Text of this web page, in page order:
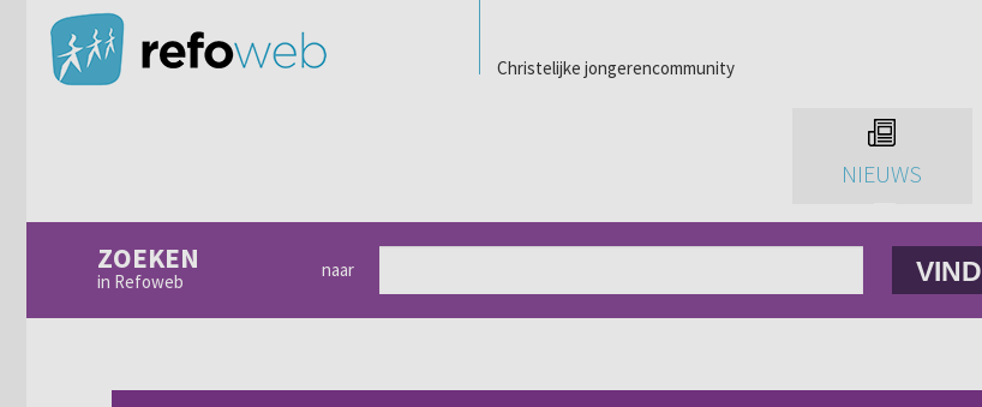
Christelijke jongerencommunity
NIEUWS
ZOEKEN
in Refoweb
naar VIND